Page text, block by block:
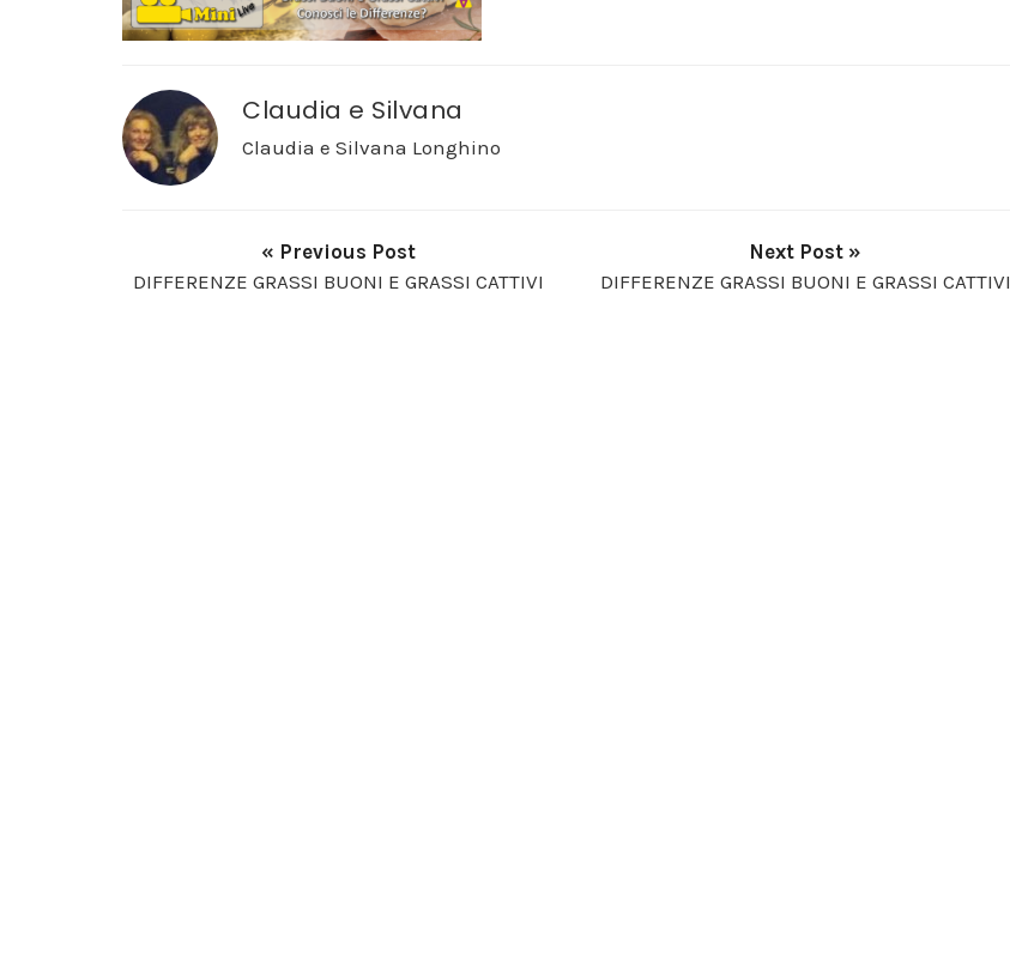
Claudia e Silvana
Claudia e Silvana Longhino
« Previous Post
DIFFERENZE GRASSI BUONI E GRASSI CATTIVI
Next Post »
DIFFERENZE GRASSI BUONI E GRASSI CATTIVI